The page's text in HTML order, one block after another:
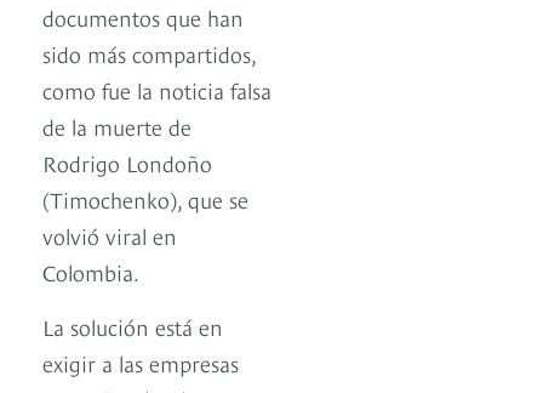
documentos que han
sido más compartidos,
como fue la noticia falsa
de la muerte de
Rodrigo Londoño
(Timochenko), que se
volvió viral en
Colombia.
La solución está en
exigir a las empresas